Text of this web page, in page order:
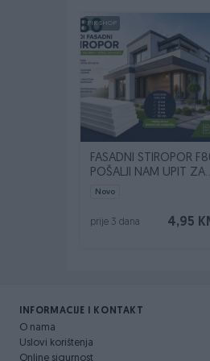
PIK SHOP
FASADNI STIROPOR
POŠALJI NAM UPIT ZA
SVOJU KVADRATURU
Novo
4,95
prije 3 dana
INFORMACIJE I KONTAKT
O nama
Uslovi korištenja
Online sigurnost